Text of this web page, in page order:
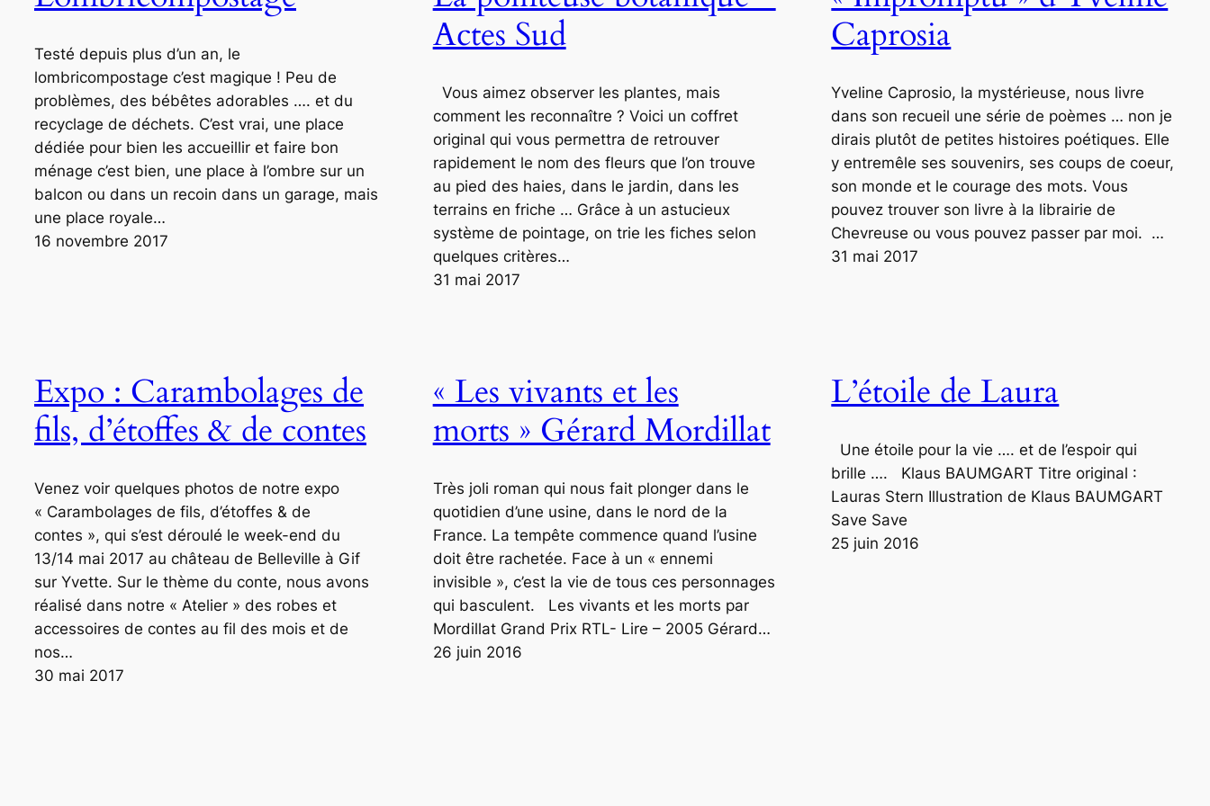
Testé depuis plus d’un an, le
lombricompostage c’est magique ! Peu de
problèmes, des bébêtes adorables …. et du
recyclage de déchets. C’est vrai, une place
dédiée pour bien les accueillir et faire bon
ménage c’est bien, une place à l’ombre sur un
balcon ou dans un recoin dans un garage, mais
une place royale…
16 novembre 2017
Actes Sud
Vous aimez observer les plantes, mais
comment les reconnaître ? Voici un coffret
original qui vous permettra de retrouver
rapidement le nom des fleurs que l’on trouve
au pied des haies, dans le jardin, dans les
terrains en friche … Grâce à un astucieux
système de pointage, on trie les fiches selon
quelques critères…
31 mai 2017
Caprosia
Yveline Caprosio, la mystérieuse, nous livre
dans son recueil une série de poèmes … non je
dirais plutôt de petites histoires poétiques. Elle
y entremêle ses souvenirs, ses coups de coeur,
son monde et le courage des mots. Vous
pouvez trouver son livre à la librairie de
Chevreuse ou vous pouvez passer par moi. …
31 mai 2017
Expo : Carambolages de
fils, d’étoffes & de contes
Venez voir quelques photos de notre expo
« Carambolages de fils, d’étoffes & de
contes », qui s’est déroulé le week-end du
13/14 mai 2017 au château de Belleville à Gif
sur Yvette. Sur le thème du conte, nous avons
réalisé dans notre « Atelier » des robes et
accessoires de contes au fil des mois et de
nos…
30 mai 2017
« Les vivants et les
morts » Gérard Mordillat
Très joli roman qui nous fait plonger dans le
quotidien d’une usine, dans le nord de la
France. La tempête commence quand l’usine
doit être rachetée. Face à un « ennemi
invisible », c’est la vie de tous ces personnages
qui basculent. Les vivants et les morts par
Mordillat Grand Prix RTL- Lire – 2005 Gérard…
26 juin 2016
L’étoile de Laura
Une étoile pour la vie …. et de l’espoir qui
brille …. Klaus BAUMGART Titre original :
Lauras Stern Illustration de Klaus BAUMGART
Save Save
25 juin 2016